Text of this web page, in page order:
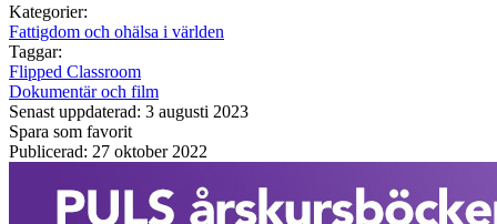
Kategorier:
Fattigdom och ohälsa i världen
Taggar:
Flipped Classroom
Dokumentär och film
Senast uppdaterad: 3 augusti 2023
Spara som favorit
Publicerad: 27 oktober 2022